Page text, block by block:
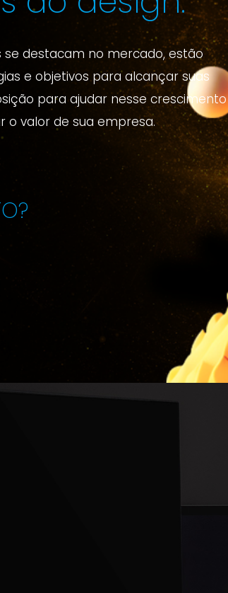
destacam no mercado, estão
e objetivos para alcançar suas
para ajudar nesse crescimento
o valor de sua empresa.